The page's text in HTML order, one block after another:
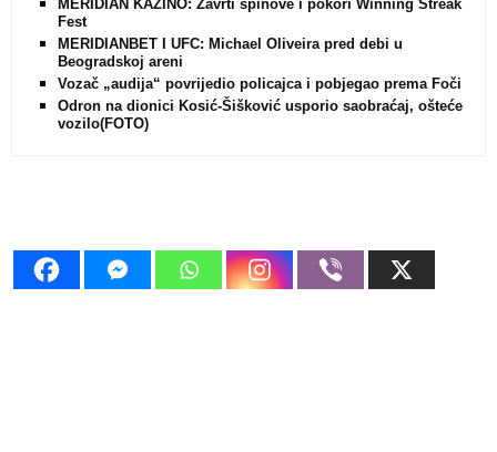
MERIDIAN KAZINO: Zavrti spinove i pokori Winning Streak
Fest
MERIDIANBET I UFC: Michael Oliveira pred debi u
Beogradskoj areni
Vozač „audija“ povrijedio policajca i pobjegao prema Foči
Odron na dionici Kosić-Šišković usporio saobraćaj, oštećeno
vozilo(FOTO)